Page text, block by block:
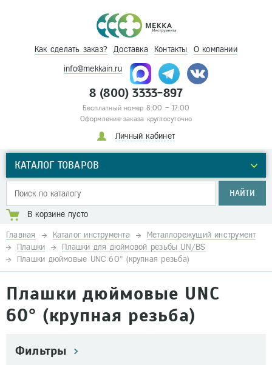
Как сделать заказ? Доставка Контакты О компании
info@mekkain.ru
8 (800) 3333-897
Бесплатный номер 8:00 – 17:00
Оформление заказа круглосуточно
Личный кабинет
КАТАЛОГ ТОВАРОВ
НАЙТИ
В корзине пусто
Главная Каталог инструмента
Металлорежущий инструмент
Плашки
Плашки для дюймовой резьбы UN/BS
Плашки дюймовые UNC 60° (крупная резьба)
Плашки дюймовые UNC
60° (крупная резьба)
Фильтры